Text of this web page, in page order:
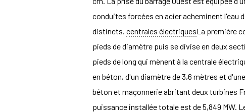
conduites forcées en acier acheminent l'eau
distincts. centrales électriquesLa première
pieds de diamètre puis se divise en deux
pieds de long qui mènent à la centrale
en béton, d'un diamètre de 3,6 mètres et
béton et maçonnerie abritant deux turbines
puissance installée totale est de 5,849 MW.